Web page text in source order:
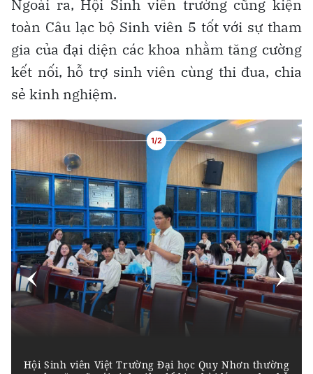
Ngoài ra, Hội Sinh viên trường cũng kiện
toàn Câu lạc bộ Sinh viên 5 tốt với sự tham
gia của đại diện các khoa nhằm tăng cường
kết nối, hỗ trợ sinh viên cùng thi đua, chia
sẻ kinh nghiệm.